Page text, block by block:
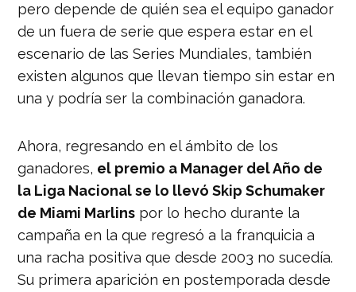
pero depende de quién sea el equipo ganador
de un fuera de serie que espera estar en el
escenario de las Series Mundiales, también
existen algunos que llevan tiempo sin estar en
una y podría ser la combinación ganadora.
Ahora, regresando en el ámbito de los
ganadores, el premio a Manager del Año de
la Liga Nacional se lo llevó Skip Schumaker
de Miami Marlins por lo hecho durante la
campaña en la que regresó a la franquicia a
una racha positiva que desde 2003 no sucedía.
Su primera aparición en postemporada desde